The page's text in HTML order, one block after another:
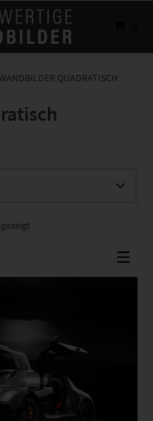
WANDBILDER QUADRATISCH
Varianten auf. Die Optionen können auf der Produktseite gewählt werden